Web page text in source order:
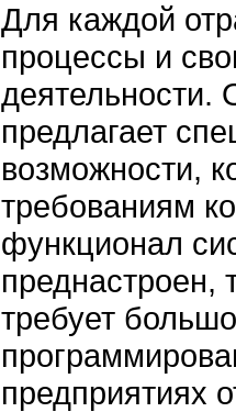
Для каждой
процессы и
деятельности.
предлагает
возможности,
требованиям
функционал
преднастроен,
требует
предприятиях